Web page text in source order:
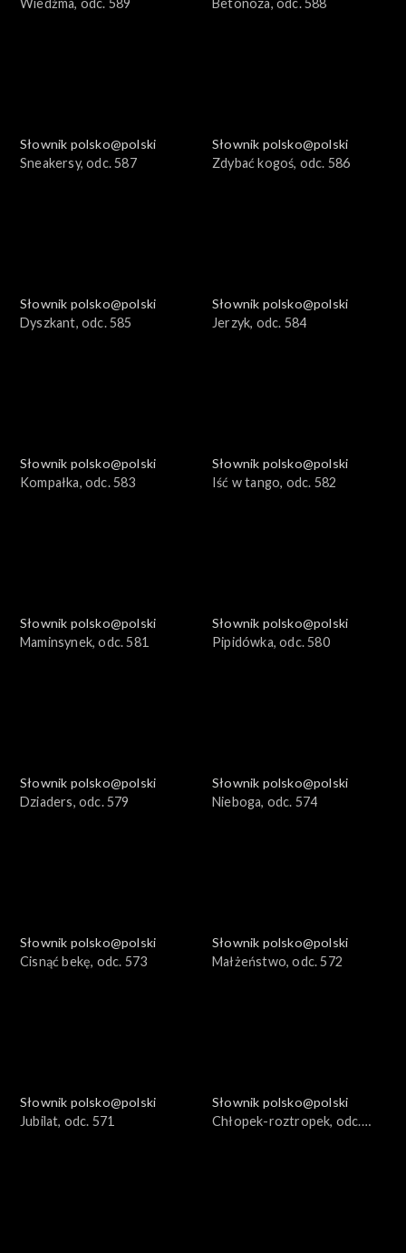
Wiedźma, odc. 589 Betonoza, odc. 588
Słownik polsko@polski
Sneakersy, odc. 587
Słownik polsko@polski
Zdybać kogoś, odc. 586
Słownik polsko@polski
Dyszkant, odc. 585
Słownik polsko@polski
Jerzyk, odc. 584
Słownik polsko@polski
Kompałka, odc. 583
Słownik polsko@polski
Iść w tango, odc. 582
Słownik polsko@polski
Maminsynek, odc. 581
Słownik polsko@polski
Pipidówka, odc. 580
Słownik polsko@polski
Dziaders, odc. 579
Słownik polsko@polski
Nieboga, odc. 574
Słownik polsko@polski
Cisnąć bekę, odc. 573
Słownik polsko@polski
Małżeństwo, odc. 572
Słownik polsko@polski
Jubilat, odc. 571
Słownik polsko@polski
Chłopek-roztropek, odc.